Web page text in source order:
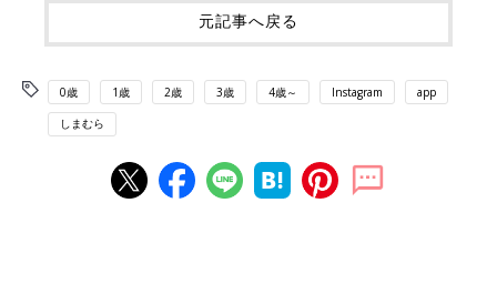
元記事へ戻る
0歳 1歳 2歳 3歳 4歳～ Instagram app
しまむら